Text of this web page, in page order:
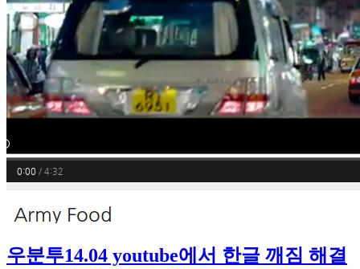
우분투14.04 youtube에서 한글 깨짐 해결